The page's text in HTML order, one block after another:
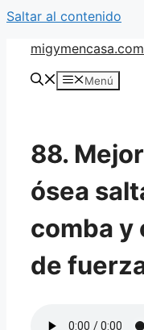
Saltar al contenido
migymencasa.com
Menú
88.
ósea
comba y
de